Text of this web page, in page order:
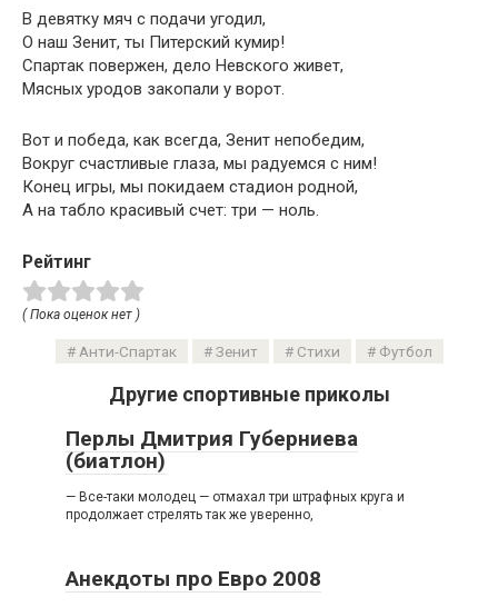
В девятку мяч с подачи угодил,
О наш Зенит, ты Питерский кумир!
Спартак повержен, дело Невского живет,
Мясных уродов закопали у ворот.
Вот и победа, как всегда, Зенит непобедим,
Вокруг счастливые глаза, мы радуемся с ним!
Конец игры, мы покидаем стадион родной,
А на табло красивый счет: три — ноль.
Рейтинг
( Пока оценок нет )
Анти-Спартак Зенит Стихи Футбол
Другие спортивные приколы
Перлы Дмитрия Губерниева
(биатлон)
— Все-таки молодец — отмахал три штрафных круга и
продолжает стрелять так же уверенно,
Анекдоты про Евро 2008